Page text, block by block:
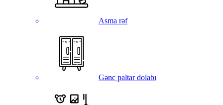
Asma rəf
Gənc paltar dolabı